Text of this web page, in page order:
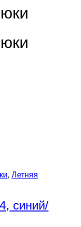
, Летняя
синий/